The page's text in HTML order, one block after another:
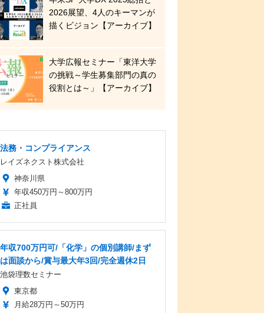
2026展望、4人のキーマンが
描くビジョン【アーカイブ】
大学広報セミナー「東洋大学
の挑戦～学生募集部門の真の
役割とは～」【アーカイブ】
法務・コンプライアンス
レイズネクスト株式会社
神奈川県
年収450万円～800万円
正社員
年収700万円可/「化学」の個別講師/まず
は面談から/賞与最大年3回/完全週休2日
池袋理数セミナー
東京都
月給28万円～50万円